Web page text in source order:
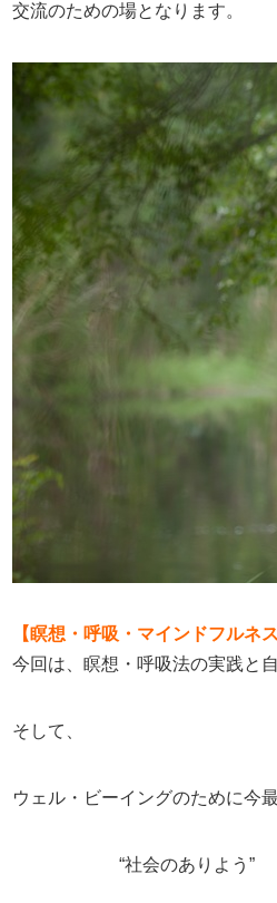
交流のための場となります。
【瞑想・呼吸・マインドフルネ
今回は、瞑想・呼吸法の実践と
そして、
ウェル・ビーイングのために今
“社会のありよう”